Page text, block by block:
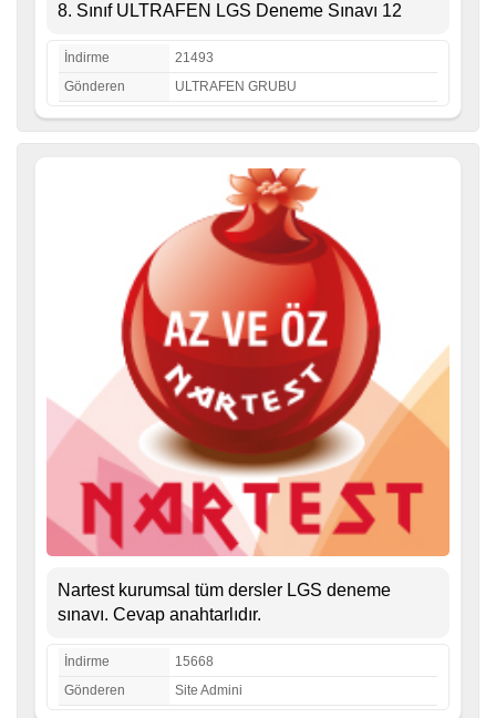
8. Sınıf ULTRAFEN LGS Deneme Sınavı 12
İndirme
21493
Gönderen
ULTRAFEN GRUBU
Nartest kurumsal tüm dersler LGS deneme
sınavı. Cevap anahtarlıdır.
İndirme
15668
Gönderen
Site Admini